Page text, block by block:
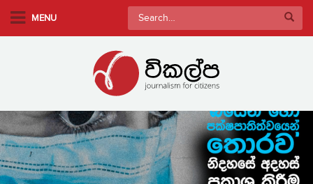
m
a
i
n
MENU
Search
for: